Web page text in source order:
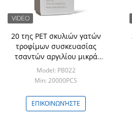
20 της PET σκυλιών γατών
τροφίμων συσκευασίας
τσαντών αργιλίου μικρά
στάσεων φύλλων αλουμινίου
επάνω στο υψηλό εμπόδιο
Model: PB022
Min: 20000PCS
ΕΠΙΚΟΙΝΩΝΉΣΤΕ